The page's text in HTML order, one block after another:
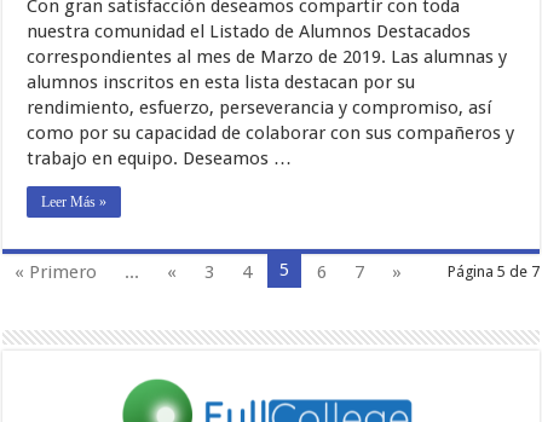
Con gran satisfacción deseamos compartir con toda
nuestra comunidad el Listado de Alumnos Destacados
correspondientes al mes de Marzo de 2019. Las alumnas y
alumnos inscritos en esta lista destacan por su
rendimiento, esfuerzo, perseverancia y compromiso, así
como por su capacidad de colaborar con sus compañeros y
trabajo en equipo. Deseamos …
Leer Más »
Página 5 de 7
« Primero ... « 3 4 5 6 7 »